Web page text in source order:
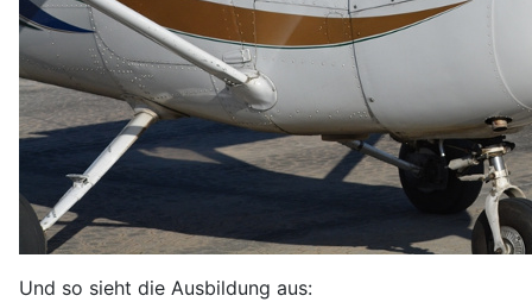
Und so sieht die Ausbildung aus: